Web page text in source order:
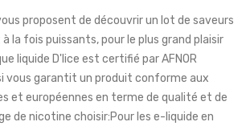
proposent de découvrir un lot de saveurs
la fois puissants, pour le plus grand plaisir
liquide D'lice est certifié par AFNOR
vous garantit un produit conforme aux
et européennes en terme de qualité et de
de nicotine choisir:Pour les e-liquide en